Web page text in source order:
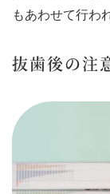
もあわせて行わ
抜歯後の注